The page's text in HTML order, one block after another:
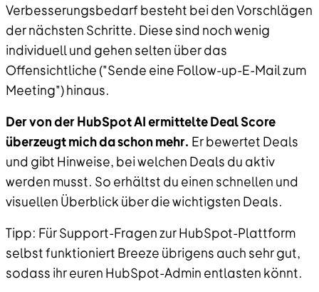
Verbesserungsbedarf besteht bei den Vorschlägen
der nächsten Schritte. Diese sind noch wenig
individuell und gehen selten über das
Offensichtliche ("Sende eine Follow-up-E-Mail zum
Meeting") hinaus.
Der von der HubSpot AI ermittelte Deal Score
überzeugt mich da schon mehr. Er bewertet Deals
und gibt Hinweise, bei welchen Deals du aktiv
werden musst. So erhältst du einen schnellen und
visuellen Überblick über die wichtigsten Deals.
Tipp: Für Support-Fragen zur HubSpot-Plattform
selbst funktioniert Breeze übrigens auch sehr gut,
sodass ihr euren HubSpot-Admin entlasten könnt.